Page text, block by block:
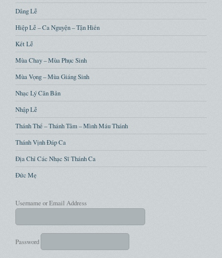
Dâng Lễ
Hiệp Lễ – Ca Nguyện – Tận Hiến
Kết Lễ
Mùa Chay – Mùa Phục Sinh
Mùa Vọng – Mùa Giáng Sinh
Nhạc Lý Căn Bản
Nhập Lễ
Thánh Thể – Thánh Tâm – Mình Máu Thánh
Thánh Vịnh Đáp Ca
Địa Chỉ Các Nhạc Sĩ Thánh Ca
Đức Mẹ
Username or Email Address
Password